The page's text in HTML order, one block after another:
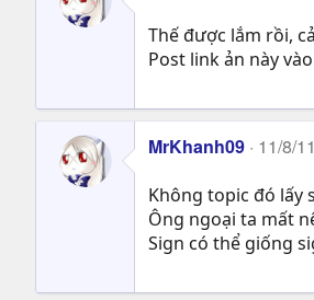
Thế được lắm rồi,
Post link ản này
MrKhanh09 11/8/11
Không topic đó lấy
Ông ngoại ta mất
Sign có thể giống